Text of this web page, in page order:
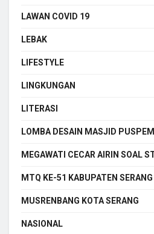
LAWAN COVID 19
LEBAK
LIFESTYLE
LINGKUNGAN
LITERASI
LOMBA DESAIN MASJID
MEGAWATI CECAR AIRIN SOAL
MTQ KE-51 KABUPATEN SERANG
MUSRENBANG KOTA SERANG
NASIONAL